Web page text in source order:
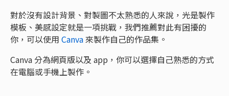
對於沒有設計背景、對製圖不太熟悉的人來說，光是製作
模板、美感設定就是一項挑戰，我們推薦對此有困擾的
你，可以使用 Canva來製作自己的作品集。
Canva 分為網頁版以及 app，你可以選擇自己熟悉的方式
在電腦或手機上製作。